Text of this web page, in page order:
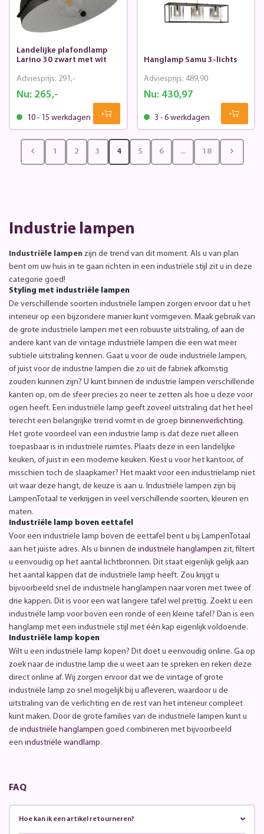
Landelijke plafondlamp
Larino 30 zwart met wit
Nu:265,-
Adviesprijs: 291,-
10 - 15 werkdagen
Hanglamp Samu 3-lichts
Nu: 430,97
Adviesprijs: 489,90
3 - 6 werkdagen
1 2 3 4 5 6 ... 18
Industrie lampen
Industriële lampen zijn de trend van dit moment. Als u van plan
bent om uw huis in te gaan richten in een industriële stijl zit u in deze
categorie goed!
Styling met industriële lampen
De verschillende soorten industriële lampen zorgen ervoor dat u het
interieur op een bijzondere manier kunt vormgeven. Maak gebruik van
de grote industriële lampen met een robuuste uitstraling, of aan de
andere kant van de vintage industriële lampen die een wat meer
subtiele uitstraling kennen. Gaat u voor de oude industriële lampen,
of juist voor de industrie lampen die zo uit de fabriek afkomstig
zouden kunnen zijn? U kunt binnen de industrie lampen verschillende
kanten op, om de sfeer precies zo neer te zetten als hoe u deze voor
ogen heeft. Een industriële lamp geeft zoveel uitstraling dat het heel
terecht een belangrijke trend vormt in de groep binnenverlichting.
Het grote voordeel van een industrie lamp is dat deze niet alleen
toepasbaar is in industriële ruimtes. Plaats deze in een landelijke
keuken, of juist in een moderne keuken. Kiest u voor het kantoor, of
misschien toch de slaapkamer? Het maakt voor een industrielamp niet
uit waar deze hangt, de keuze is aan u. Industriële lampen zijn bij
LampenTotaal te verkrijgen in veel verschillende soorten, kleuren en
maten.
Industriële lamp boven eettafel
Voor een industriële lamp boven de eettafel bent u bij LampenTotaal
aan het juiste adres. Als u binnen de industriële hanglampen zit, filtert
u eenvoudig op het aantal lichtbronnen. Dit staat eigenlijk gelijk aan
het aantal kappen dat de industriële lamp heeft. Zou krijgt u
bijvoorbeeld snel de industriële hanglampen naar voren met twee of
drie kappen. Dit is voor een wat langere tafel wel prettig. Zoekt u een
industriële lamp voor boven een ronde of een kleine tafel? Dan is een
hanglamp met een industriële stijl met één kap eigenlijk voldoende.
Industriële lamp kopen
Wilt u een industriële lamp kopen? Dit doet u eenvoudig online. Ga op
zoek naar de industrie lamp die u weet aan te spreken en reken deze
direct online af. Wij zorgen ervoor dat we de vintage of grote
industriële lamp zo snel mogelijk bij u afleveren, waardoor u de
uitstraling van de verlichting en de rest van het interieur compleet
kunt maken. Door de grote families van de industriële lampen kunt u
de industriële hanglampen goed combineren met bijvoorbeeld
een industriële wandlamp.
FAQ
Hoe kan ik een artikel retourneren?